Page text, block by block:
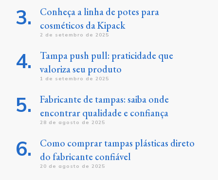
Conheça a linha de potes para
cosméticos da Kipack
2 de setembro de 2025
Tampa push pull: praticidade que
valoriza seu produto
1 de setembro de 2025
Fabricante de tampas: saiba onde
encontrar qualidade e confiança
28 de agosto de 2025
Como comprar tampas plásticas direto
do fabricante confiável
20 de agosto de 2025